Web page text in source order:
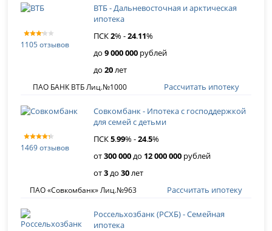
1105 отзывов
ВТБ - Дальневосточная и арктическая
ипотека
ПСК2% -24.11%
до9 000 000 рублей
до20лет
ПАО БАНК ВТБ Лиц.№1000 Рассчитать ипотеку
1469 отзывов
Совкомбанк - Ипотека с господдержкой
для семей с детьми
ПСК5.99% -24.5%
от300 000до 12 000 000 рублей
от3до30лет
ПАО «Совкомбанк» Лиц.№963 Рассчитать ипотеку
Россельхозбанк (РСХБ) - Семейная
ипотека